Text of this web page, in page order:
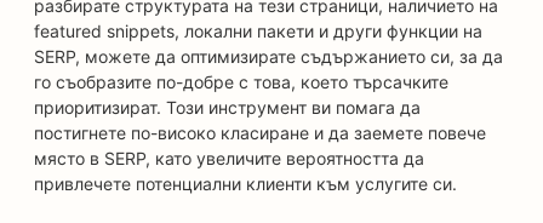
разбирате структурата на тези страници, наличието на
featured snippets, локални пакети и други функции на
SERP, можете да оптимизирате съдържанието си, за да
го съобразите по-добре с това, което търсачките
приоритизират. Този инструмент ви помага да
постигнете по-високо класиране и да заемете повече
място в SERP, като увеличите вероятността да
привлечете потенциални клиенти към услугите си.